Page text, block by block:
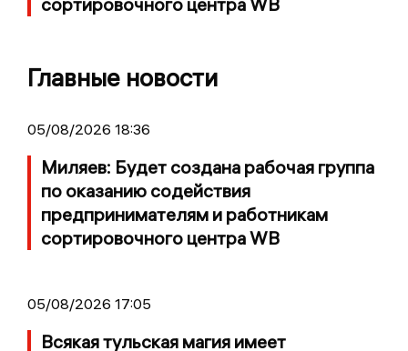
Главные новости
05/08/2026 18:36
Миляев: Будет создана рабочая группа
по оказанию содействия
предпринимателям и работникам
сортировочного центра WB
05/08/2026 17:05
Всякая тульская магия имеет